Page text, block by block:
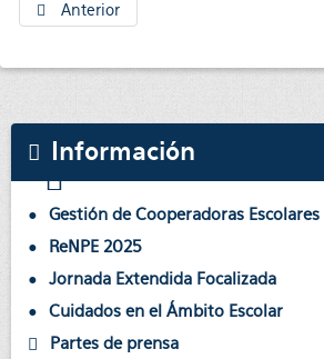
Anterior
Información
Gestión de Cooperadoras Escolares
ReNPE 2025
Jornada Extendida Focalizada
Cuidados en el Ámbito Escolar
Partes de prensa